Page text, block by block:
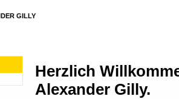
GILLY
Herzlich
Alexander Gilly.